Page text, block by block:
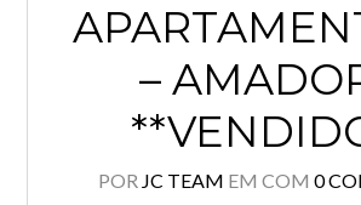
–
POR JC TEAM EM COM 0